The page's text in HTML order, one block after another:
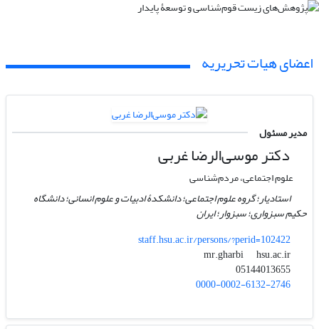
اعضای هیات تحریریه
مدیر مسئول
دکتر موسی‌الرضا غربی
علوم اجتماعی، مردم‌شناسی
استادیار؛ گروه علوم اجتماعی؛ دانشکدۀ ادبیات و علوم انسانی؛ دانشگاه
حکیم سبزواری؛ سبزوار؛ ایران
staff.hsu.ac.ir/persons/?perid=102422
mr.gharbi
hsu.ac.ir
05144013655
0000-0002-6132-2746